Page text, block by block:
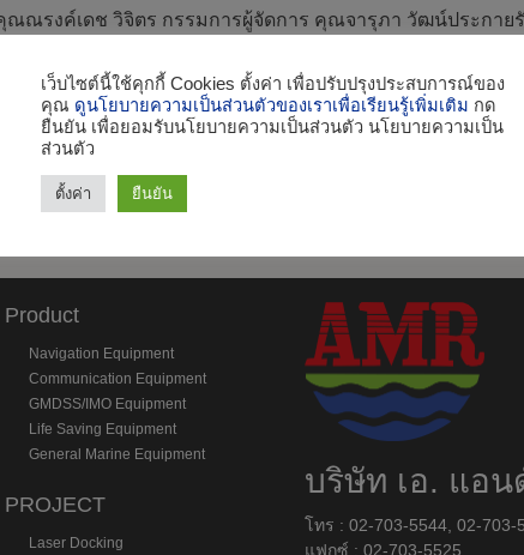
ณรงค์เดช วิจิตร กรรมการผู้จัดการ คุณจารุภา วัฒน์ประกาย
หาคลัง ผู้ชำนาญการ บริษัท เอ. แอนด์ มารีน (ไทย) จำกัด ใ
มด้วย Mr. Tom Panell, Global Distributor Manager บริษัท
นทางเข้าเยี่ยมชม บริษัท เอ. แอนด์ มารีน (ไทย) จำกัด โดยได้
ชนิดต่างๆ พร้อมแลกเปลี่ยนข้อมูลเกี่ยวกับเรื่องตลาดเรือ และ
มุทรปราการ
Product
Navigation Equipment
Communication Equipment
GMDSS/IMO Equipment
Life Saving Equipment
General Marine Equipment
PROJECT
Laser Docking
บริษัท เอ. แอ
โทร : 02-703-5544, 02-703-
แฟกซ์ : 02-703-5525
เว็บไซต์นี้ใช้คุกกี้ Cookies ตั้งค่า เพื่อปรับปรุงประสบการณ์ของ
คุณ ดูนโยบายความเป็นส่วนตัวของเราเพื่อเรียนรู้เพิ่มเติม กด
ยืนยัน เพื่อยอมรับนโยบายความเป็นส่วนตัว นโยบายความเป็น
ส่วนตัว
ตั้งค่า ยืนยัน